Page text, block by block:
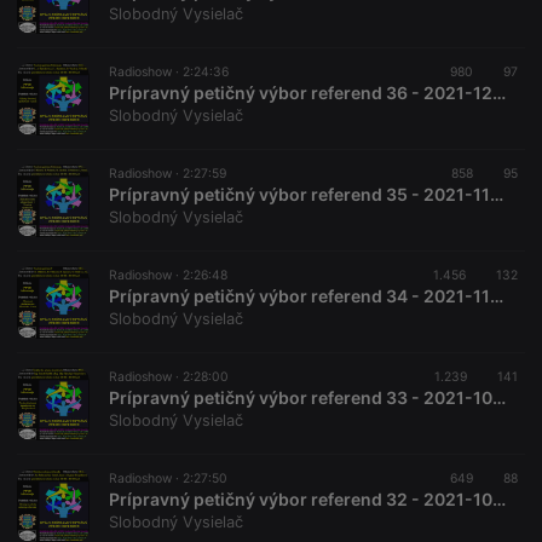
Slobodný Vysielač
Radioshow · 2:24:36 980 97
Prípravný petičný výbor referend 36 - 2021-12-11 Tvorivá spoločnosť informuje
Slobodný Vysielač
Radioshow · 2:27:59 858 95
Prípravný petičný výbor referend 35 - 2021-11-27 Tvorivá spoločnosť informuje
Slobodný Vysielač
Radioshow · 2:26:48 1.456 132
Prípravný petičný výbor referend 34 - 2021-11-13 Tvorivá spoločnosť
Slobodný Vysielač
Radioshow · 2:28:00 1.239 141
Prípravný petičný výbor referend 33 - 2021-10-30 Švajčiarska priama demokracia
Slobodný Vysielač
Radioshow · 2:27:50 649 88
Prípravný petičný výbor referend 32 - 2021-10-16 Potrebná reforma referenda
Slobodný Vysielač
used to help
website
owners track
performance.
It is a pattern
is followed
by a short
series of
reference
code for the
_pk_ses.1.260f
.hearthis.at
29
minutes
This cookie
name is